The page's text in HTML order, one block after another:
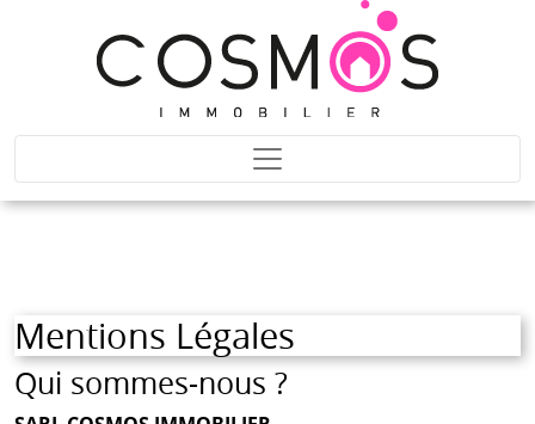
Mentions Légales
Qui sommes-nous ?